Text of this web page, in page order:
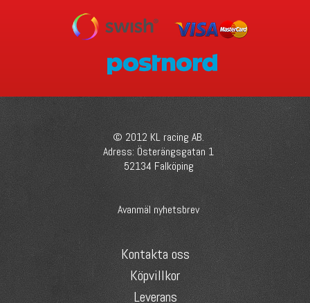
© 2012 KL racing AB.
Adress: Österängsgatan 1
52134 Falköping
Avanmäl nyhetsbrev
Kontakta oss
Köpvillkor
Leverans